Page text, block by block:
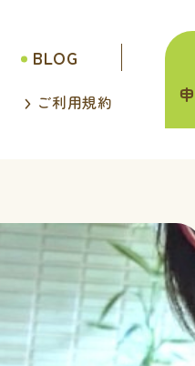
BLOG
ご利用規約